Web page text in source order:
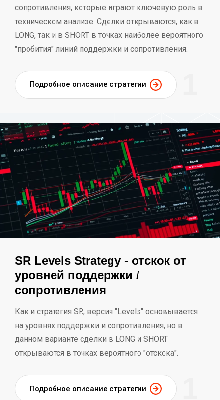
сопротивления, которые играют ключевую роль в
техническом анализе. Сделки открываются, как в
LONG, так и в SHORT в точках наиболее вероятного
"пробития" линий поддержки и сопротивления.
Подробное описание стратегии
SR Levels Strategy - отскок от
уровней поддержки /
сопротивления
Как и стратегия SR, версия "Levels" основывается
на уровнях поддержки и сопротивления, но в
данном варианте сделки в LONG и SHORT
открываются в точках вероятного "отскока".
Подробное описание стратегии